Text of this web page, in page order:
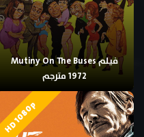
فيلم Mutiny On The Buses
1972 مترجم
HD 1080p